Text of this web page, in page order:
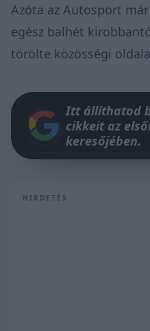
Azóta az Autosport
egész balhét
törölte közösségi
Itt állíthatod
cikkeit az
keresőjében.
HIRDETÉS